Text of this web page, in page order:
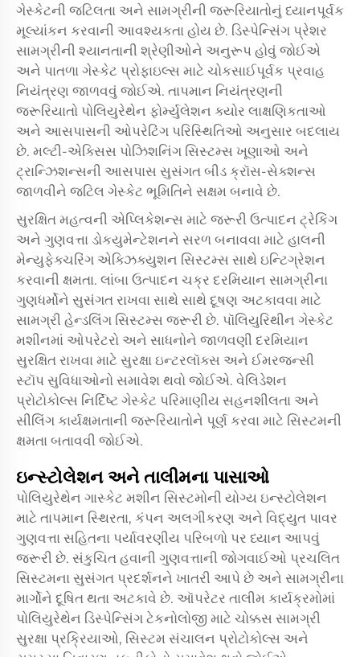
ગેસ્કેટની જટિલતા અને સામગ્રીની જરૂરિયાતોનું ધ્યાનપૂર્વક
મૂલ્યાંકન કરવાની આવશ્યકતા હોય છે. ડિસ્પેન્સિંગ પ્રેશર
સામગ્રીની શ્યાનતાની શ્રેણીઓને અનુરૂપ હોવું જોઈએ
અને પાતળા ગેસ્કેટ પ્રોફાઇલ્સ માટે ચોકસાઈપૂર્વક પ્રવાહ
નિયંત્રણ જાળવવું જોઈએ. તાપમાન નિયંત્રણની
જરૂરિયાતો પોલિયુરેથેન ફોર્મ્યુલેશન ક્યોર લાક્ષણિકતાઓ
અને આસપાસની ઓપરેટિંગ પરિસ્થિતિઓ અનુસાર બદલાય
છે. મલ્ટી-એક્સિસ પોઝિશનિંગ સિસ્ટમ્સ ખૂણાઓ અને
ટ્રાન્ઝિશન્સની આસપાસ સુસંગત બીડ ક્રૉસ-સેક્શન્સ
જાળવીને જટિલ ગેસ્કેટ ભૂમિતિને સક્ષમ બનાવે છે.
સુરક્ષિત મહત્વની એપ્લિકેશન્સ માટે જરૂરી ઉત્પાદન ટ્ર‍ેકિંગ
અને ગુણવત્તા ડોકયુમેન્ટેશનને સરળ બનાવવા માટે હાલની
મેન્યુફેક્ચરિંગ એક્ઝિક્યુશન સિસ્ટમ્સ સાથે ઇન્ટિગ્રેશન
કરવાની ક્ષમતા. લાંબા ઉત્પાદન ચક્ર દરમિયાન સામગ્રીના
ગુણધર્મોને સુસંગત રાખવા સાથે સાથે દૂષણ અટકાવવા માટે
સામગ્રી હેન્ડલિંગ સિસ્ટમ્સ જરૂરી છે. પૉલિયુરિથીન ગેસ્કેટ
મશીનમાં ઓપરેટરો અને સાધનોને જાળવણી દરમિયાન
સુરક્ષિત રાખવા માટે સુરક્ષા ઇન્ટરલૉક્સ અને ઈમરજન્સી
સ્ટૉપ સુવિધાઓનો સમાવેશ થવો જોઈએ. વેલિડેશન
પ્રોટોકોલ્સ નિર્દિષ્ટ ગેસ્કેટ પરિમાણીય સહનશીલતા અને
સીલિંગ કાર્યક્ષમતાની જરૂરિયાતોને પૂર્ણ કરવા માટે સિસ્ટમની
ક્ષમતા બતાવવી જોઈએ.
ઇન્સ્ટોલેશન અને તાલીમના પાસાઓ
પોલિયુરેથેન ગાસ્કેટ મશીન સિસ્ટમોની યોગ્ય ઇન્સ્ટોલેશન
માટે તાપમાન સ્થિરતા, કંપન અલગીકરણ અને વિદ્યુત પાવર
ગુણવત્તા સહિતના પર્યાવરણીય પરિબળો પર ધ્યાન આપવું
જરૂરી છે. સંકુચિત હવાની ગુણવત્તાની જોગવાઈઓ પ્રચલિત
સિસ્ટમના સુસંગત પ્રદર્શનને ખાતરી આપે છે અને સામગ્રીના
માર્ગોને દૂષિત થતા અટકાવે છે. ઑપરેટર તાલીમ કાર્યક્રમોમાં
પોલિયુરેથેન ડિસ્પેન્સિંગ ટેકનોલોજી માટે ચોક્કસ સામગ્રી
સુરક્ષા પ્રક્રિયાઓ, સિસ્ટમ સંચાલન પ્રોટોકોલ્સ અને